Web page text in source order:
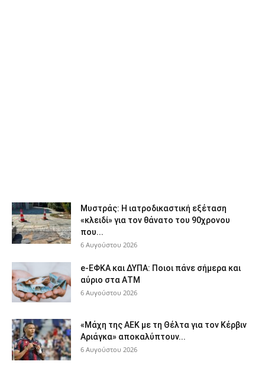
Μυστράς: Η ιατροδικαστική εξέταση
«κλειδί» για τον θάνατο του 90χρονου
που...
6 Αυγούστου 2026
e-ΕΦΚΑ και ΔΥΠΑ: Ποιοι πάνε σήμερα και
αύριο στα ΑΤΜ
6 Αυγούστου 2026
«Μάχη της ΑΕΚ με τη Θέλτα για τον Κέρβιν
Αριάγκα» αποκαλύπτουν...
6 Αυγούστου 2026